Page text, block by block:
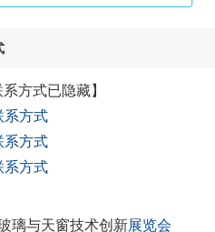
方式已隐藏】
系方式
系方式
系方式
璃与天窗技术创新展览会